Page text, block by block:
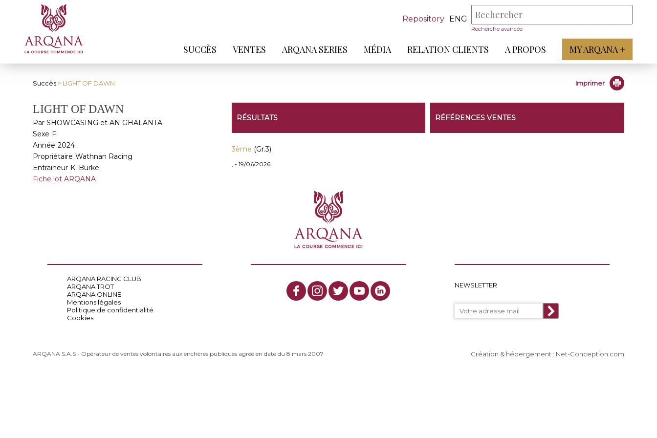
Repository ENG
Recherche avancée
SUCCÈS VENTES ARQANA SERIES MÉDIA RELATION CLIENTS A PROPOS MY ARQANA +
Succès > LIGHT OF DAWN Imprimer
LIGHT OF DAWN
Par SHOWCASING et AN GHALANTA
Sexe F.
Année 2024
Propriétaire Wathnan Racing
Entraineur K. Burke
Fiche lot ARQANA
RÉSULTATS
3ème (Gr.3)
, - 19/06/2026
RÉFÉRENCES VENTES
ARQANA RACING CLUB
ARQANA TROT
ARQANA ONLINE
Mentions légales
Politique de confidentialité
Cookies
NEWSLETTER
ARQANA S.A.S - Opérateur de ventes volontaires aux enchères publiques agréé en date du 8 mars 2007 Création & hébergement : Net-Conception.com